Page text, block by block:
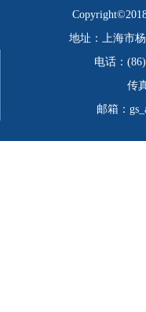
地址：上海市
电话：
传
邮箱：